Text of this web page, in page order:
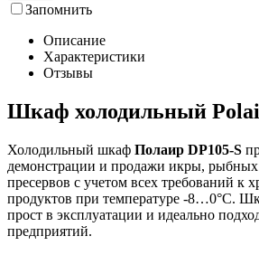
Запомнить
Описание
Характеристики
Отзывы
Шкаф холодильный
Холодильный шкаф Полаир DP105-S
демонстрации и продажи икры, рыбных
пресервов с учетом всех требований к
продуктов при температуре -8…0°C.
прост в эксплуатации и идеально
предприятий.